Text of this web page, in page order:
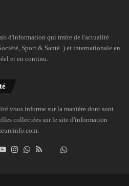
d'information qui traite de l'actualité
Sport & Santé..) et internationale en
et en continu.
vous informe sur la manière dont sont
collectées sur le site d'information
YouTubeInstagramWhatsAppDailymotion